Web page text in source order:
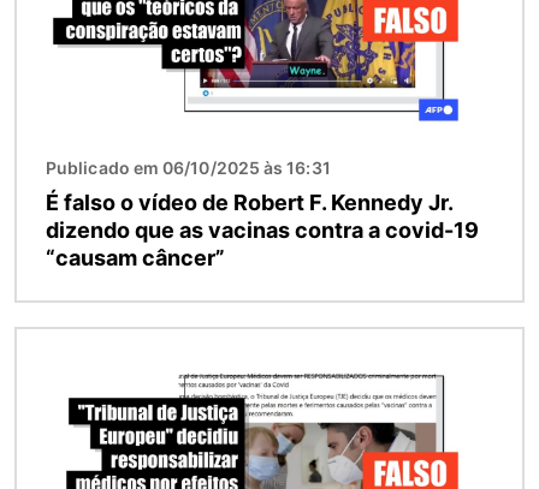
Publicado em 06/10/2025 às 16:31
É falso o vídeo de Robert F. Kennedy Jr.
dizendo que as vacinas contra a covid-19
“causam câncer”